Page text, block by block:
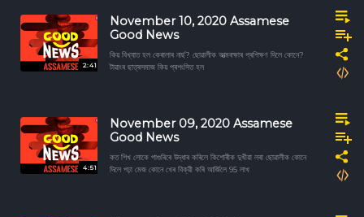
2:41
November 10, 2020 Assamese
Good News
কিয় বিখ্যাত হল কেৰালাৰ নাৰ্ছ? ছোৱালীক আত্মৰক্ষাৰ প্ৰশিক্ষণ দিলে কোনে?
টাৱাংৰ ছাত্ৰসমাজ কিয় প্ৰশংসিত হল
4:51
November 09, 2020 Assamese
Good News
কত শিখ লোকে পাগুৰিৰে উদ্ধাৰ কৰিলে কিশোৰীক দুখীয়া লৰা ছোৱালীক কোনে
দিলে পঢ়া মেজ কোনে খেৰ বিক্রী কৰি আৰ্জিলে 95 লাখ